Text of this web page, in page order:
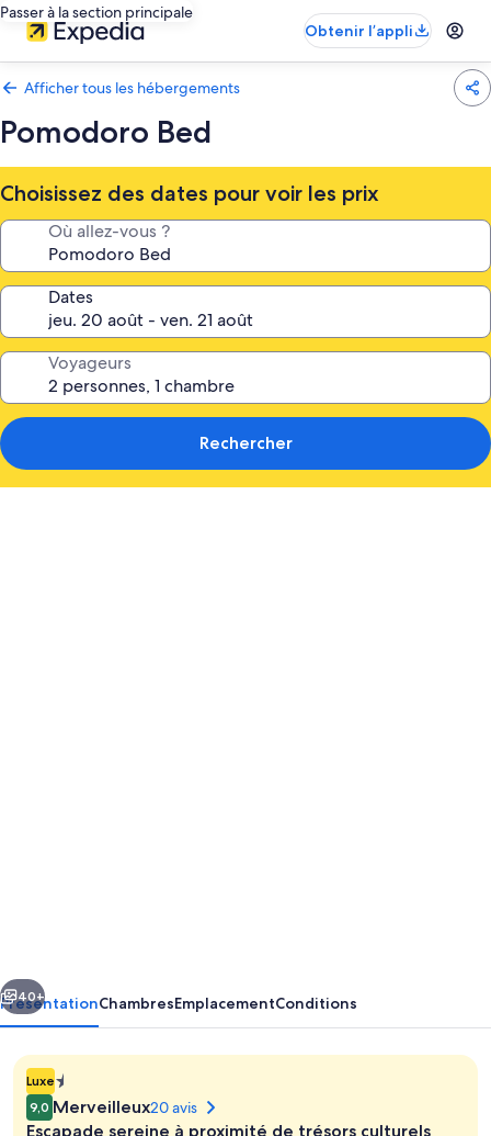
Passer à la section principale
Obtenir l’appli
Afficher tous les hébergements
Pomodoro Bed
Choisissez des dates pour voir les prix
Où allez-vous ?
Dates
Voyageurs
Rechercher
Suivant
40+
PrésentationChambresEmplacementConditions
LuxeHébergement
1.4E-
45 étoile
9,0 Merveilleux20 avis
Escapade sereine à proximité de trésors culturels